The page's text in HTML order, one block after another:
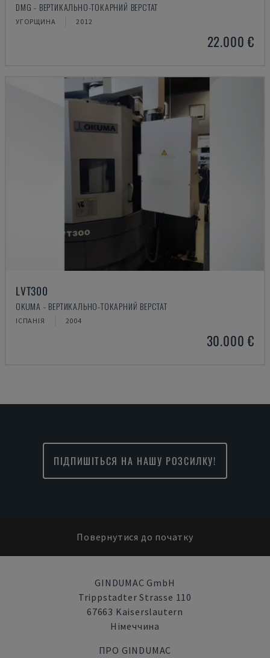
DMG - ВЕРТИКАЛЬНО-ТОКАРНИЙ ВЕРСТАТ
УГОРЩИНА 2012
22.000 €
LVT300
OKUMA - ВЕРТИКАЛЬНО-ТОКАРНИЙ ВЕРСТАТ
ІСПАНІЯ 2004
30.000 €
ПІДПИШІТЬСЯ НА НАШУ РОЗСИЛКУ!
Повернутися до початку
GINDUMAC GmbH
Trippstadter Strasse 110
67663 Kaiserslautern
Німеччина
ПРО GINDUMAC